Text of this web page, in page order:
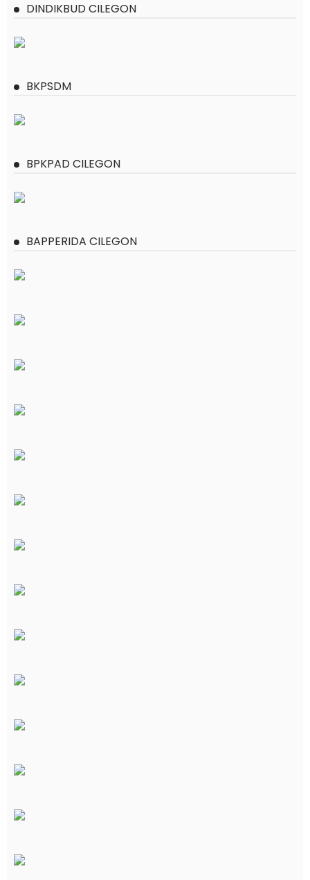
DINDIKBUD CILEGON
BKPSDM
BPKPAD CILEGON
BAPPERIDA CILEGON